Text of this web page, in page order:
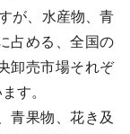
が、水産物、青
占める、全国の
卸売市場それぞ
す。
青果物、花き及